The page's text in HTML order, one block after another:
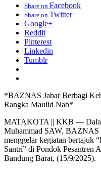
Share on Facebook
Share on Twitter
Google+
Reddit
Pinterest
Linkedin
Tumblr
*BAZNAS Jabar Berbagi
Rangka Maulid Nab*
MATAKOTA || KKB —
Muhammad SAW, BAZNAS
menggelar kegiatan bertajuk
Santri” di Pondok Pesantren
Bandung Barat, (15/9/2025).